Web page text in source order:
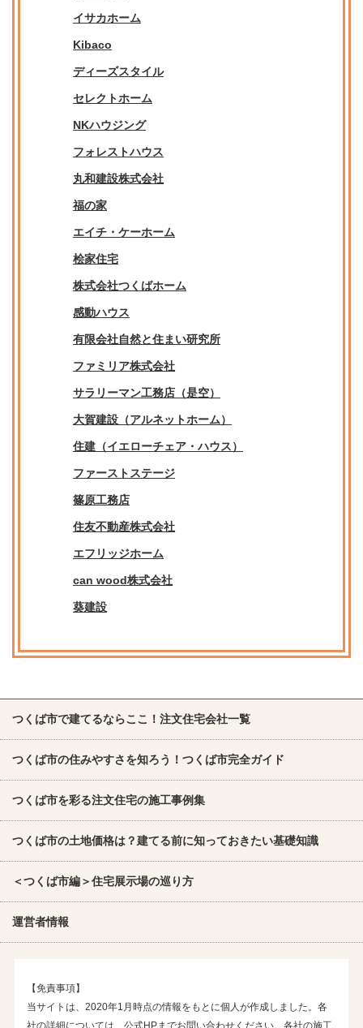
イサカホーム
Kibaco
ディーズスタイル
セレクトホーム
NKハウジング
フォレストハウス
丸和建設株式会社
福の家
エイチ・ケーホーム
桧家住宅
株式会社つくばホーム
感動ハウス
有限会社自然と住まい研究所
ファミリア株式会社
サラリーマン工務店（是空）
大賀建設（アルネットホーム）
住建（イエローチェア・ハウス）
ファーストステージ
篠原工務店
住友不動産株式会社
エフリッジホーム
can wood株式会社
葵建設
つくば市で建てるならここ！注文住宅会社一覧
つくば市の住みやすさを知ろう！つくば市完全ガイド
つくば市を彩る注文住宅の施工事例集
つくば市の土地価格は？建てる前に知っておきたい基礎知識
＜つくば市編＞住宅展示場の巡り方
運営者情報
【免責事項】
当サイトは、2020年1月時点の情報をもとに個人が作成しました。各
社の詳細については、公式HPまでお問い合わせください。各社の施工